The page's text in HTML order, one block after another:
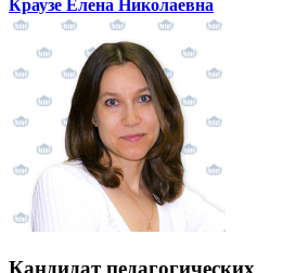
Краузе Елена Николаевна
Кандидат педагогических